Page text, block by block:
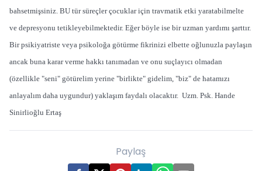
bahsetmişsiniz. BU tür süreçler çocuklar için travmatik etki yaratabilmelte
ve depresyonu tetikleyebilmektedir. Eğer böyle ise bir uzman yardımı şarttır.
Bir psikiyatriste veya psikoloğa götürme fikrinizi elbette oğlunuzla paylaşın
ancak buna karar verme hakkı tanımadan ve onu suçlayıcı olmadan
(özellikle "seni" götürelim yerine "birlikte" gidelim, "biz" de hatamızı
anlayalım daha uygundur) yaklaşım faydalı olacaktır. Uzm. Psk. Hande
Sinirlioğlu Ertaş
Paylaş